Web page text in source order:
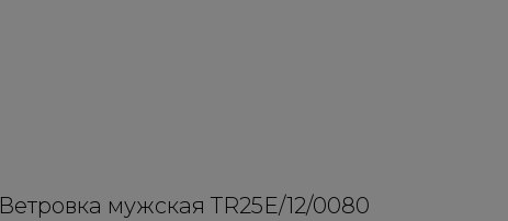
Ветровка мужская TR25E/12/0080